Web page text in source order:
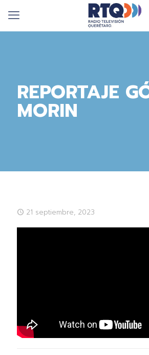
REPORTAJE
MORIN
21 septiembre, 2023